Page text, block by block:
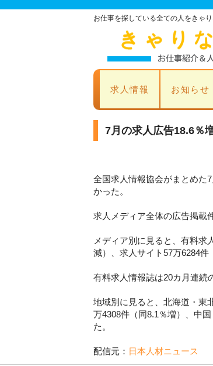
お仕事を探している全ての人をきゃり
求人情報 お知らせ
7月の求人広告18.6％
全国求人情報協会がまとめた
かった。
求人メディア全体の広告掲載
メディア別に見ると、有料求
減）、求人サイト57万6284件
有料求人情報誌は20カ月連続
地域別に見ると、北海道・東
万4308件（同8.1％増）、中
た。
配信元： 日本人材ニュース